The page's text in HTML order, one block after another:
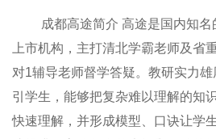
成都高途简介 高途是国内知名
上市机构，主打清北学霸老师及省
对1辅导老师督学答疑。教研实力
引学生，能够把复杂难以理解的知
快速理解，并形成模型、口诀让学